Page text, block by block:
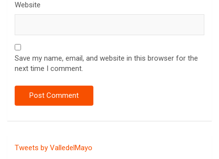
Website
Save my name, email, and website in this browser for the
next time I comment.
Tweets by ValledelMayo